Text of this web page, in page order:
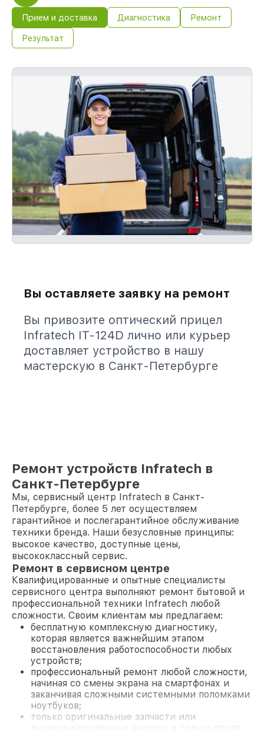
Прием и доставка Диагностика Ремонт
Результат
Вы оставляете заявку на ремонт
Вы привозите оптический прицел
Infratech IT-124D лично или курьер
доставляет устройство в нашу
мастерскую в Санкт-Петербурге
Ремонт устройств Infratech в
Санкт-Петербурге
Мы, сервисный центр Infratech в Санкт-
Петербурге, более 5 лет осуществляем
гарантийное и послегарантийное обслуживание
техники бренда. Наши безусловные принципы:
высокое качество, доступные цены,
высококлассный сервис.
Ремонт в сервисном центре
Квалифицированные и опытные специалисты
сервисного центра выполняют ремонт бытовой и
профессиональной техники Infratech любой
сложности. Своим клиентам мы предлагаем:
бесплатную комплексную диагностику,
которая является важнейшим этапом
восстановления работоспособности любых
устройств;
профессиональный ремонт любой сложности,
начиная со смены экрана на смартфонах и
заканчивая сложными системными поломками
ноутбуков;
только оригинальные запчасти или